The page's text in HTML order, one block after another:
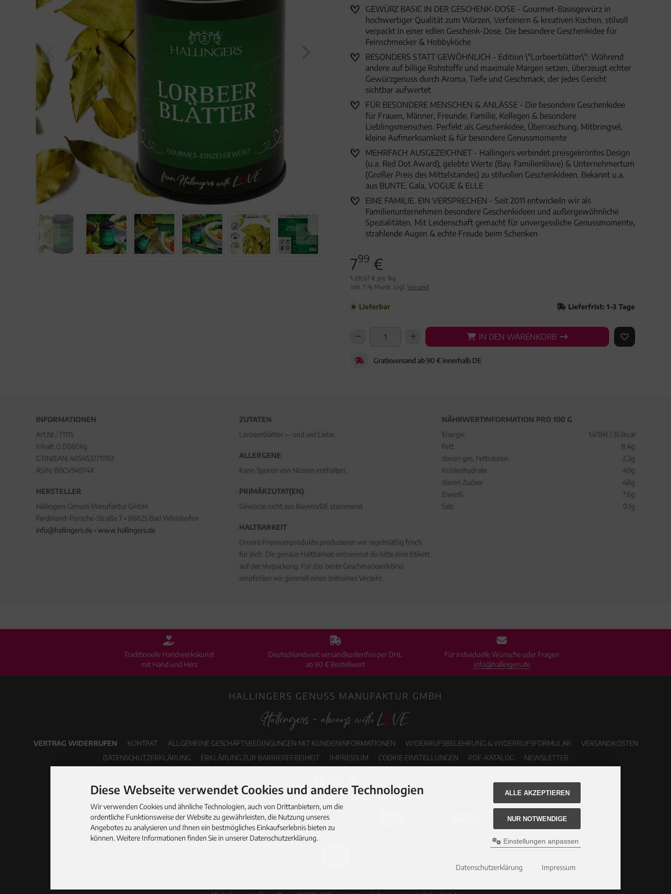
Frauen Män
GEWÜRZ BASIC IN DER GESCHENK-DOSE - Gourmet-Basisgewürz in
hochwertiger Qualität zum Würzen, Verfeinern & kreativen Kochen, stilvoll
verpackt in einer edlen Geschenk-Dose. Die besondere Geschenkidee für
Feinschmecker & Hobbyköche
BESONDERS STATT GEWÖHNLICH - Edition \"Lorbeerblätter\": Während
andere auf billige Rohstoffe und maximale Margen setzen, überzeugt echter
Gewürzgenuss durch Aroma, Tiefe und Geschmack, der jedes Gericht
sichtbar aufwertet
FÜR BESONDERE MENSCHEN & ANLÄSSE - Die besondere Geschenkidee
für Frauen, Männer, Freunde, Familie, Kollegen & besondere
Lieblingsmenschen. Perfekt als Geschenkidee, Überraschung, Mitbringsel,
kleine Aufmerksamkeit & für besondere Genussmomente
MEHRFACH AUSGEZEICHNET - Hallingers verbindet preisgekröntes Design
(u.a. Red Dot Award), gelebte Werte (Bay. Familienlöwe) & Unternehmertum
(Großer Preis des Mittelstandes) zu stilvollen Geschenkideen. Bekannt u.a.
aus BUNTE, Gala, VOGUE & ELLE
EINE FAMILIE. EIN VERSPRECHEN - Seit 2011 entwickeln wir als
Familienunternehmen besondere Geschenkideen und außergewöhnliche
Spezialitäten. Mit Leidenschaft gemacht für unvergessliche Genussmomente,
strahlende Augen & echte Freude beim Schenken
799 €
1.331,67 € pro 1kg
inkl. 7 % MwSt. zzgl. Versand
Lieferbar Lieferfrist: 1-3 Tage
IN DEN WARENKORB
IN DEN WARENKORB AUF DEN
Gratisversand ab 90 € innerhalb DE
INFORMATIONEN
Art.Nr.: 71115
Inhalt: 0.0060kg
GTIN/EAN: 4054537711157
ASIN: B0CVS4974X
HERSTELLER
Hallingers Genuss Manufaktur GmbH
Ferdinand-Porsche-Straße 7 • 86825 Bad Wörishofen
info@hallingers.de • www.hallingers.de
ZUTATEN
Lorbeerblätter — und viel Liebe.
ALLERGENE
Kann Spuren von Nüssen enthalten.
PRIMÄRZUTAT(EN)
Gewürze nicht aus Bayern/DE stammend
HALTBARKEIT
Unsere Premiumprodukte produzieren wir regelmäßig frisch
für dich. Die genaue Haltbarkeit entnimmst du bitte dem Etikett
auf der Verpackung. Für das beste Geschmackserlebnis
empfehlen wir generell einen zeitnahen Verzehr.
NÄHRWERTINFORMATION PRO 100 G
Energie
1478kJ / 353kcal
Fett
8,4g
davon ges. Fettsäuren
2,3g
Kohlenhydrate
49g
davon Zucker
48g
Eiweiß
7,6g
Salz
0,1g
Traditionelle Handwerkskunst
mit Hand und Herz
Deutschlandweit versandkostenfrei per DHL
ab 90 € Bestellwert
Für individuelle Wünsche oder Fragen
info@hallingers.de
HALLINGERS GENUSS MANUFAKTUR GMBH
VERTRAG WIDERRUFEN KONTAKT ALLGEMEINE GESCHÄFTSBEDINGUNGEN MIT KUNDENINFORMATIONEN WIDERRUFSBELEHRUNG & WIDERRUFSFORMULAR
VERSANDKOSTEN
DATENSCHUTZERKLÄRUNG
ERKLÄRUNG ZUR BARRIEREFREIHEIT IMPRESSUM COOKIE EINSTELLUNGEN PDF-KATALOG NEWSLETTER
Diese Webseite verwendet Cookies und andere Technologien
Wir verwenden Cookies und ähnliche Technologien, auch von Drittanbietern, um die
ordentliche Funktionsweise der Website zu gewährleisten, die Nutzung unseres
Angebotes zu analysieren und Ihnen ein bestmögliches Einkaufserlebnis bieten zu
können. Weitere Informationen finden Sie in unserer Datenschutzerklärung.
ALLE AKZEPTIEREN
NUR NOTWENDIGE
Einstellungen anpassen
Datenschutzerklärung Impressum